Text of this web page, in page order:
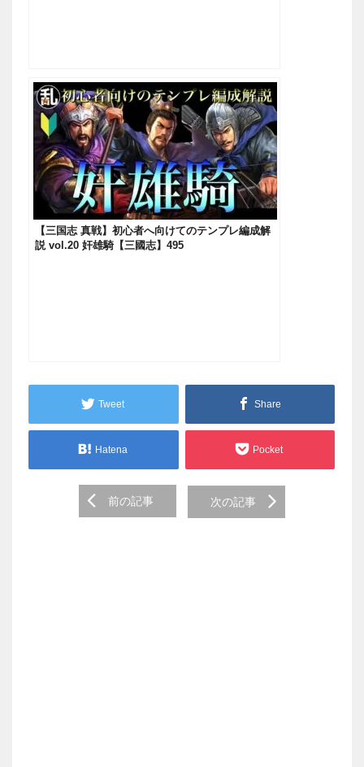
【三国志 真戦】初心者へ向けてのテンプレ編成解
説 vol.20 奸雄騎【三國志】495
Tweet Share
Hatena Pocket
navigation
前の記事 次の記事